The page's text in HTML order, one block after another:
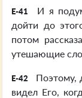
E-41
И я
дойти до
потом
утешающие
E-42
Поэтому,
видел Его,